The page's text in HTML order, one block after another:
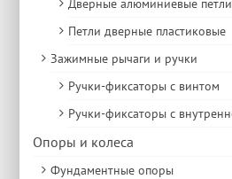
Дверные алюминиевые петли
Петли дверные пластиковые
Зажимные рычаги и ручки
Ручки-фиксаторы c винтом
Ручки-фиксаторы c
Опоры и колеса
Фундаментные опоры